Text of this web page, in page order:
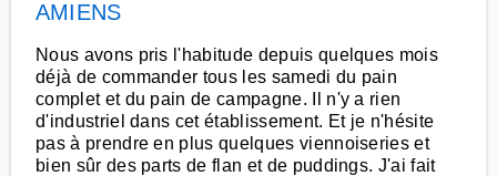
AMIENS
Nous avons pris l'habitude depuis quelques mois
déjà de commander tous les samedi du pain
complet et du pain de campagne. Il n'y a rien
d'industriel dans cet établissement. Et je n'hésite
pas à prendre en plus quelques viennoiseries et
bien sûr des parts de flan et de puddings. J'ai fait